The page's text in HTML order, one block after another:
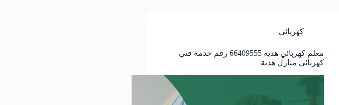
كهربائي
معلم كهربائي هدية 66409555 رقم خدمة فني
كهربائي منازل هدية